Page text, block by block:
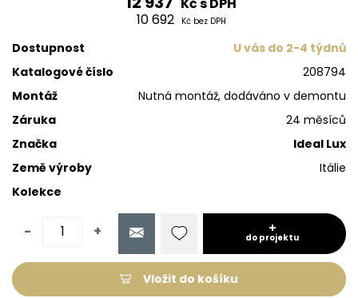
10 692
Kč bez DPH
Dostupnost
U vás do 2-4 týdnů
Katalogové číslo
208794
Montáž
Nutná montáž, dodáváno v demontu
Záruka
24 měsíců
Značka
Ideal Lux
Země výroby
Itálie
Kolekce
- +
Vložit do košíku
do projektu